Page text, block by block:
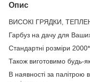
Опис
ВИСОКІ ГРЯДКИ,
Гарбуз на дачу для
Стандартні розміри
Також виготовимо будь-
В наявності за палітрою